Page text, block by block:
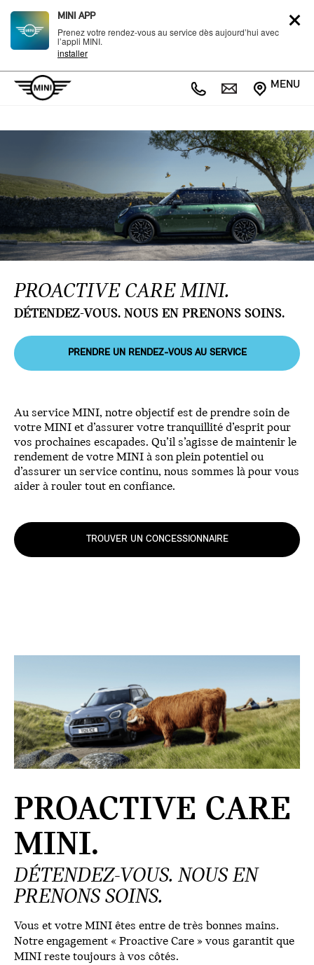
MINI APP
Prenez votre rendez-vous au service dès aujourd’hui avec
l’appli MINI.
installer
MENU
PROACTIVE CARE MINI.
DÉTENDEZ-VOUS. NOUS EN PRENONS SOINS.
PRENDRE UN RENDEZ-VOUS AU SERVICE
Au service MINI, notre objectif est de prendre soin de
votre MINI et d’assurer votre tranquillité d’esprit pour
vos prochaines escapades. Qu’il s’agisse de maintenir le
rendement de votre MINI à son plein potentiel ou
d’assurer un service continu, nous sommes là pour vous
aider à rouler tout en confiance.
TROUVER UN CONCESSIONNAIRE
PROACTIVE CARE
MINI.
DÉTENDEZ-VOUS. NOUS EN
PRENONS SOINS.
Vous et votre MINI êtes entre de très bonnes mains.
Notre engagement « Proactive Care » vous garantit que
MINI reste toujours à vos côtés.